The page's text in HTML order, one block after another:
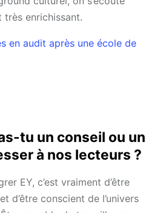
très enrichissant.
en audit après une école de
tu un conseil ou un
à nos lecteurs ?
EY, c’est vraiment d’être
d’être conscient de l’univers